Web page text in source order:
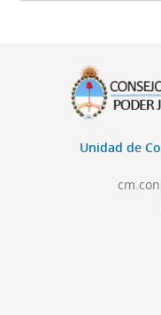
Unidad de